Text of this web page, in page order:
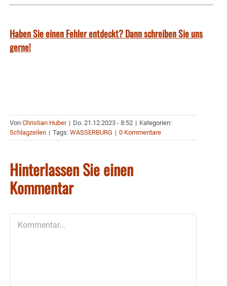
Haben Sie einen Fehler entdeckt? Dann schreiben Sie uns
gerne!
Von Christian Huber | Do. 21.12.2023 - 8:52 | Kategorien:
Schlagzeilen | Tags: WASSERBURG | 0 Kommentare
Hinterlassen Sie einen
Kommentar